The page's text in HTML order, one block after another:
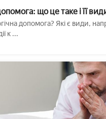
що це таке і її
допомога? Які є види,
к ...